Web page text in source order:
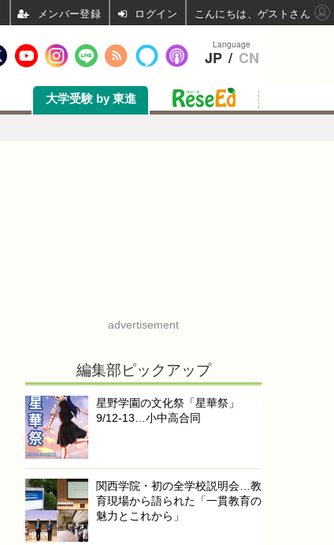
大学受験 by 東進
advertisement
編集部ピックアップ
星野学園の文化祭「星華祭」
9/12-13…小中高合同
関西学院・初の全学校説明会…教
育現場から語られた「一貫教育の
魅力とこれから」
Language
JP / CN
ログイン こんにちは、ゲストさん